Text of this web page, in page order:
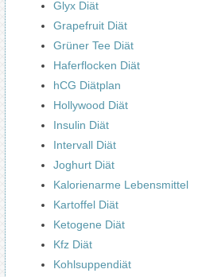
Glyx Diät
Grapefruit Diät
Grüner Tee Diät
Haferflocken Diät
hCG Diätplan
Hollywood Diät
Insulin Diät
Intervall Diät
Joghurt Diät
Kalorienarme Lebensmittel
Kartoffel Diät
Ketogene Diät
Kfz Diät
Kohlsuppendiät